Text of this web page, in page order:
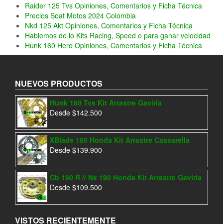
Raider 125 Tvs Opiniones, Comentarios y Ficha Técnica
Precios Soat Motos 2024 Colombia
Nkd 125 Akt Opiniones, Comentarios y Ficha Técnica
Hablemos de lo Kits Racing, Speed o para ganar velocidad
Hunk 160 Hero Opiniones, Comentarios y Ficha Técnica
NUEVOS PRODUCTOS
Hunk 160 Tvs Kit Arrastre Gaviria
Desde $142.500
XBlade 160 Honda Kit Arrastre Cassarella
Desde $139.900
Cb 190 R // Nx 190 Honda Kit Arrastre Gaviria
Desde $109.500
VISTOS RECIENTEMENTE